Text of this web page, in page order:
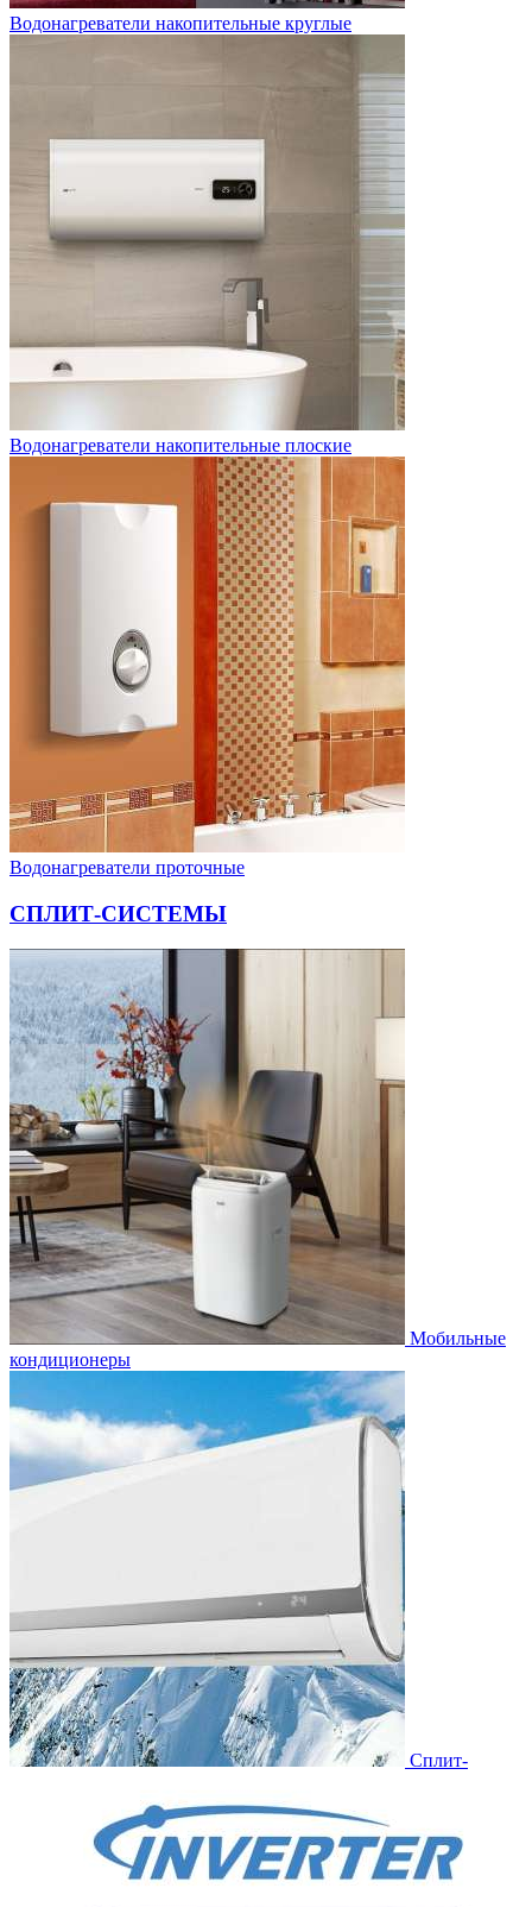
Водонагреватели накопительные круглые
Водонагреватели накопительные плоские
Водонагреватели проточные
СПЛИТ-СИСТЕМЫ
Мобильные
кондиционеры
Сплит-